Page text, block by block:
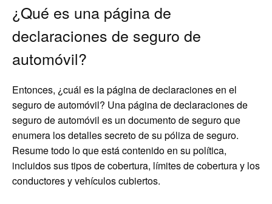
¿Qué es una página de
declaraciones de seguro de
automóvil?
Entonces, ¿cuál es la página de declaraciones en el
seguro de automóvil? Una página de declaraciones de
seguro de automóvil es un documento de seguro que
enumera los detalles secreto de su póliza de seguro.
Resume todo lo que está contenido en su política,
incluidos sus tipos de cobertura, límites de cobertura y los
conductores y vehículos cubiertos.